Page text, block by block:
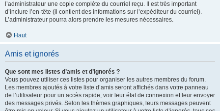
l’administrateur une copie complète du courriel reçu. Il est très important
d’inclure l’en-tête (il contient des informations sur l’expéditeur du courriel).
L’administrateur pourra alors prendre les mesures nécessaires.
Haut
Amis et ignorés
Que sont mes listes d’amis et d’ignorés ?
Vous pouvez utiliser ces listes pour organiser les autres membres du forum.
Les membres ajoutés à votre liste d’amis seront affichés dans votre panneau
de l’utilisateur pour un accès rapide, voir leur état de connexion et leur envoyer
des messages privés. Selon les thèmes graphiques, leurs messages peuvent